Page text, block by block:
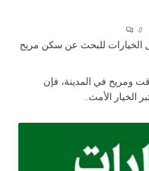
0
الخيارات للبحث عن سكن مريح
ومريح في المدينة، فإن
الخيار الأمث…